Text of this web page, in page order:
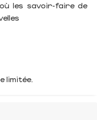
les savoir-faire de
limitée.